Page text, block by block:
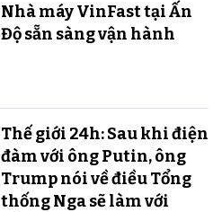
Nhà máy VinFast tại Ấn
Độ sẵn sàng v​​​​​​​ận hành
Thế giới 24h: Sau khi điện
đàm với ông Putin, ông
Trump nói về điều Tổng
thống Nga sẽ làm với